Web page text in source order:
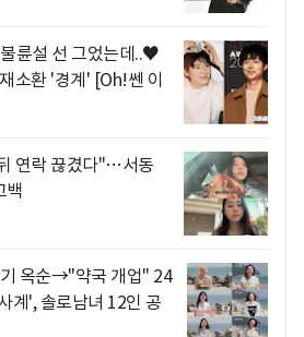
륜설 선 그었는데..♥
소환 '경계' [Oh!쎈 이
연락 끊겼다"…서동
백
옥순→"약국 개업" 24
계', 솔로남녀 12인 공